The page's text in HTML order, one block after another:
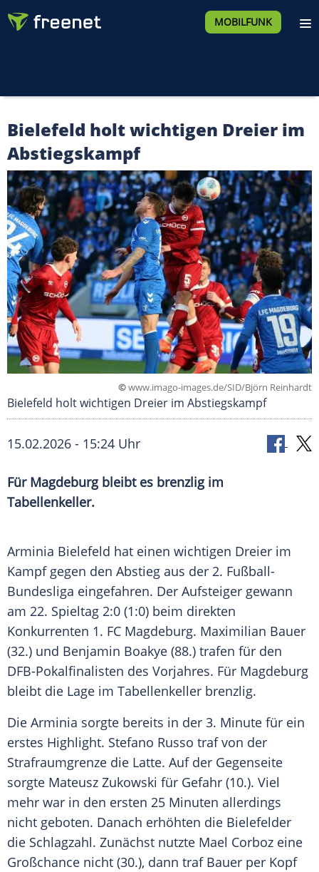
MOBILFUNK
Bielefeld holt wichtigen Dreier im
Abstiegskampf
©www.imago-images.de/SID/Björn Reinhardt
Bielefeld holt wichtigen Dreier im Abstiegskampf
15.02.2026 - 15:24 Uhr
Für Magdeburg bleibt es brenzlig im
Tabellenkeller.
Arminia Bielefeld hat einen wichtigen Dreier im
Kampf gegen den Abstieg aus der 2. Fußball-
Bundesliga eingefahren. Der Aufsteiger gewann
am 22. Spieltag 2:0 (1:0) beim direkten
Konkurrenten 1. FC Magdeburg. Maximilian Bauer
(32.) und Benjamin Boakye (88.) trafen für den
DFB-Pokalfinalisten des Vorjahres. Für Magdeburg
bleibt die Lage im Tabellenkeller brenzlig.
Die Arminia sorgte bereits in der 3. Minute für ein
erstes Highlight. Stefano Russo traf von der
Strafraumgrenze die Latte. Auf der Gegenseite
sorgte Mateusz Zukowski für Gefahr (10.). Viel
mehr war in den ersten 25 Minuten allerdings
nicht geboten. Danach erhöhten die Bielefelder
die Schlagzahl. Zunächst nutzte Mael Corboz eine
Großchance nicht (30.), dann traf Bauer per Kopf